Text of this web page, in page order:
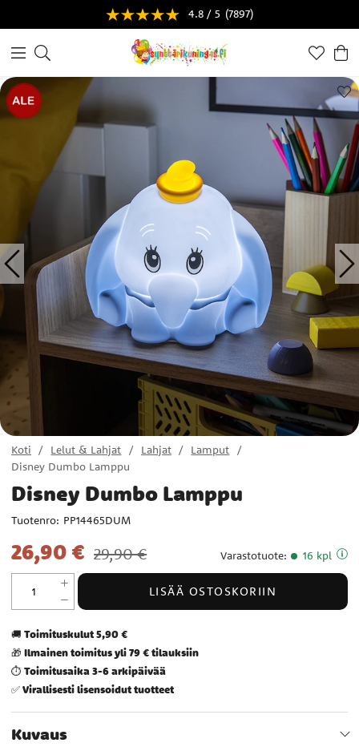
4.8 / 5 (7897)
Koti Lelut & Lahjat Lahjat
Lamput
Disney Dumbo Lamppu
Disney Dumbo Lamppu
Tuotenro: PP14465DUM
Nykyinen hinta
26,90 € 29,90 € Varastotuote: 16 kpl
LISÄÄ OSTOSKORIIN
🚚 Toimituskulut 5,90 €
🎁 Ilmainen toimitus yli 79 € tilauksiin
⏱️ Toimitusaika 3-6 arkipäivää
✅Virallisesti lisensoidut tuotteet
Kuvaus